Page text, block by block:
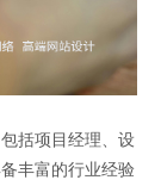
括项目经理、设
丰富的行业经验